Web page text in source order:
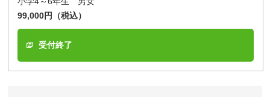
99,000円（税込）
受付終了